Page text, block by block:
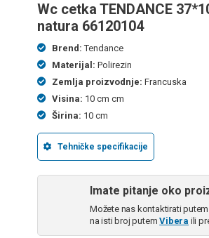
wc cetka TENDANCE 37*10*10cm poliresin
natura 66120104
Brend: Tendance
Materijal: Polirezin
Zemlja proizvodnje: Francuska
Visina: 10 cm cm
Širina: 10 cm
Tehničke specifikacije
Imate pitanje oko
Možete nas kontaktirati
na isti broj putemVibera ili